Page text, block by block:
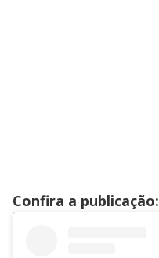
Confira a publicação: